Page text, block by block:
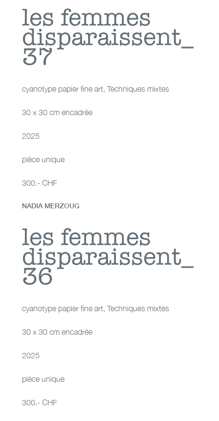
les femmes
disparaissent_37
les femmes
disparaissent_
37
cyanotype papier fine art, Techniques mixtes
30 x 30 cm encadrée
2025
pièce unique
300.- CHF
les femmes
disparaissent_36
NADIA MERZOUG
les femmes
disparaissent_
36
cyanotype papier fine art, Techniques mixtes
30 x 30 cm encadrée
2025
pièce unique
300.- CHF